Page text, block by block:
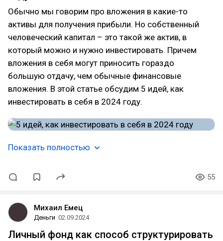
Обычно мы говорим про вложения в какие-то
активы для получения прибыли. Но собственный
человеческий капитал – это такой же актив, в
который можно и нужно инвестировать. Причем
вложения в себя могут приносить гораздо
большую отдачу, чем обычные финансовые
вложения. В этой статье обсудим 5 идей, как
инвестировать в себя в 2024 году.
Показать полностью
55
Михаил Емец
Деньги 02.09.2024
Личный фонд как способ структурировать